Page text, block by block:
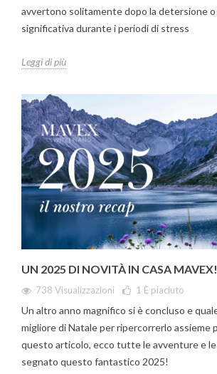
avvertono solitamente dopo la detersione o
significativa durante i periodi di stress
Leggi di più
UN 2025 DI NOVITÀ IN CASA MAVEX!
738 Visualizzazioni 1 È piaciuto
Un altro anno magnifico si è concluso e
migliore di Natale per ripercorrerlo assieme
questo articolo, ecco tutte le avventure e
segnato questo fantastico 2025!